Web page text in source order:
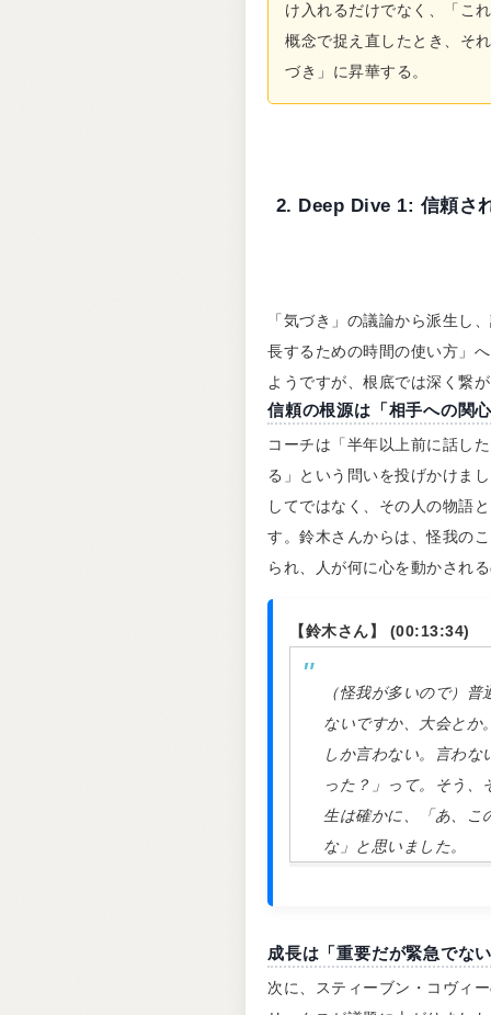
け入れるだけでなく、「こ
概念で捉え直したとき、そ
づき」に昇華する。
2. Deep Dive 1: 信頼さ
「気づき」の議論から派生し
長するための時間の使い方」
ようですが、根底では深く繋
信頼の根源は「相手への関
コーチは「半年以上前に話し
る」という問いを投げかけま
してではなく、その人の物語
す。鈴木さんからは、怪我の
られ、人が何に心を動かされ
【鈴木さん】 (00:13:34)
（怪我が多いので）
ないですか、大会と
しか言わない。言わな
った？」って。そう、
生は確かに、「あ、こ
な」と思いました。
成長は「重要だが緊急でな
次に、スティーブン・コヴィ